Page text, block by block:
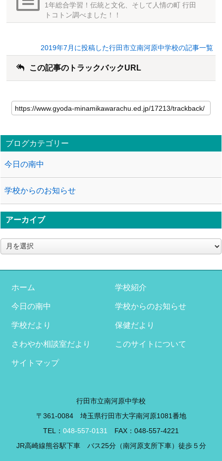
1年総合学習！伝統と文化、そして人情の町 行田
トコトン調べました！！
2019年7月に投稿した行田市立南河原中学校の記事一覧
この記事のトラックバックURL
ブログカテゴリー
今日の南中
学校からのお知らせ
アーカイブ
ア
ー
イ
ホーム 学校紹介
今日の南中 学校からのお知らせ
学校だより 保健だより
さわやか相談室だより このサイトについて
サイトマップ
行田市立南河原中学校
〒361-0084 埼玉県行田市大字南河原1081番地
TEL： 048-557-0131
FAX：048-557-4221
JR高崎線熊谷駅下車 バス25分（南河原支所下車）徒歩５分